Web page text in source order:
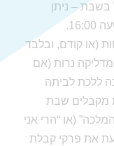
בשבת – ניתן
(או קודם, ובלבד
נרות (אם
ללכת לביתהּ
מקבלים שבת
(או “הרי אני
את פרקי קבלת